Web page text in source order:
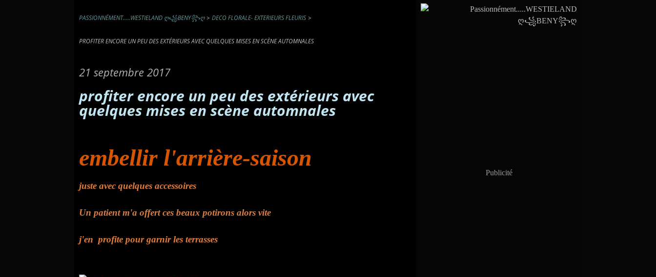
PASSIONNÉMENT.....WESTIELAND Ღ꧁BENY꧂Ღ > DECO FLORALE- EXTERIEURS FLEURIS >
PROFITER ENCORE UN PEU DES EXTÉRIEURS AVEC QUELQUES MISES EN SCÈNE AUTOMNALES
21 septembre 2017
profiter encore un peu des extérieurs avec
quelques mises en scène automnales
embellir l'arrière-saison
juste avec quelques accessoires
Un patient m'a offert ces beaux potirons alors vite
j'en profite pour garnir les terrasses
Publicité